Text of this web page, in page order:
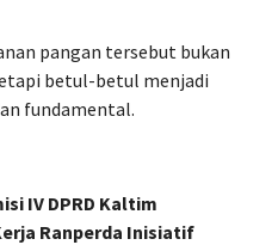
pangan tersebut bukan
betul-betul menjadi
fundamental.
IV DPRD Kaltim
Ranperda Inisiatif